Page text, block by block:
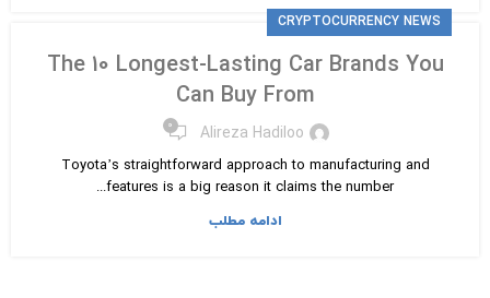
CRYPTOCURRENCY NEWS
The 10 Longest-Lasting Car Brands You
Can Buy From
Alireza Hadiloo ۰
Toyota’s straightforward approach to manufacturing and
features is a big reason it claims the number...
ادامه مطلب